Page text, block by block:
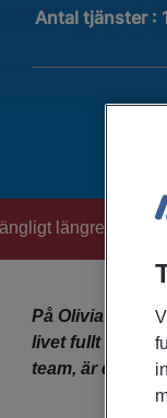
Antal tjänster : 1
längre
På Olivia
livet fullt ut. Nu
team, är det du?